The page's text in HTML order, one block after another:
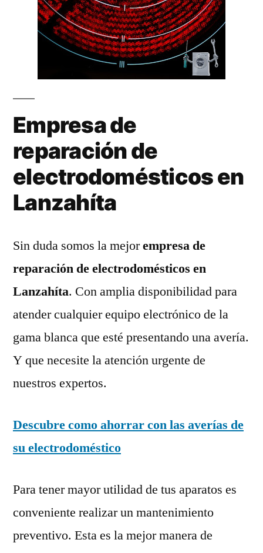
Empresa de
reparación de
electrodomésticos en
Lanzahíta
Sin duda somos la mejorempresa de
reparación de electrodomésticos en
Lanzahíta. Con amplia disponibilidad para
atender cualquier equipo electrónico de la
gama blanca que esté presentando una avería.
Y que necesite la atención urgente de
nuestros expertos.
Descubre como ahorrar con las averías de
su electrodoméstico
Para tener mayor utilidad de tus aparatos es
conveniente realizar un mantenimiento
preventivo. Esta es la mejor manera de